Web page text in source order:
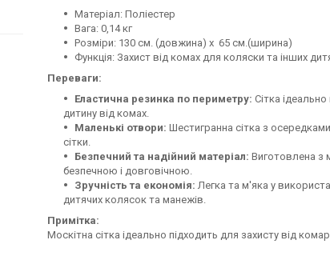
Матеріал: Поліестер
Вага: 0,14 кг
Розміри: 130 см. (довжина) x 65 см.(ширина)
Функція: Захист від комах для коляски та інших
Переваги:
Еластична резинка по периметру: Сітка
дитину від комах.
Маленькі отвори: Шестигранна сітка з осередками
сітки.
Безпечний та надійний матеріал: Виготовлена з
безпечною і довговічною.
Зручність та економія: Легка та м'яка у
дитячих колясок та манежів.
Примітка:
Москітна сітка ідеально підходить для захисту від